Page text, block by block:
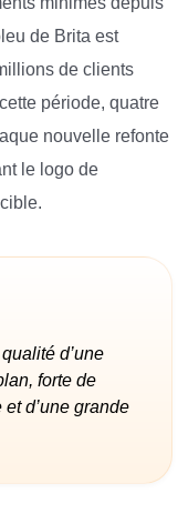
de Brita est
de clients
période, quatre
nouvelle refonte
le logo de
d’une
forte de
d’une grande